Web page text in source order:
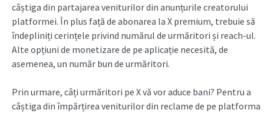
câștiga din partajarea veniturilor din anunțurile creatorului
platformei. În plus față de abonarea la X premium, trebuie să
îndepliniți cerințele privind numărul de urmăritori și reach-ul.
Alte opțiuni de monetizare de pe aplicație necesită, de
asemenea, un număr bun de urmăritori.
Prin urmare, câți urmăritori pe X vă vor aduce bani? Pentru a
câștiga din împărțirea veniturilor din reclame de pe platforma